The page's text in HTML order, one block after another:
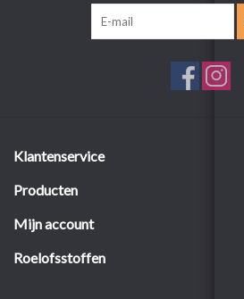
Klantenservice
Producten
Mijn account
Roelofsstoffen